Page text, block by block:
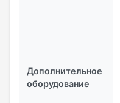
Дополнительное
оборудование